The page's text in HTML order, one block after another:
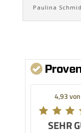
Paulina
4,93
SEHR